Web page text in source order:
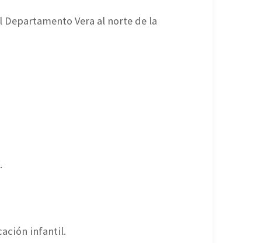
Departamento Vera al norte de la
infantil.